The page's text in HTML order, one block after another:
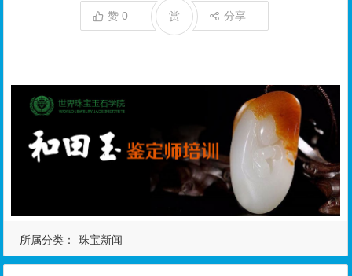
赞0 分享
赏
所属分类： 珠宝新闻